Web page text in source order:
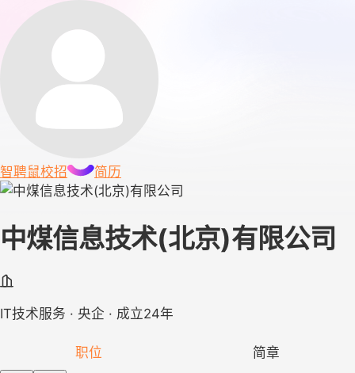
智聘鼠校招 简历
中煤信息技术(北京)有限公司
IT技术服务 · 央企 · 成立24年
职位 简章